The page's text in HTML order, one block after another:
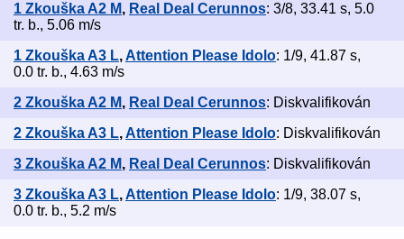
1 Zkouška A2 M, Real Deal Cerunnos: 3/8, 33.41 s, 5.0
tr. b., 5.06 m/s
1 Zkouška A3 L,Attention Please Idolo: 1/9, 41.87 s,
0.0 tr. b., 4.63 m/s
2 Zkouška A2 M, Real Deal Cerunnos: Diskvalifikován
2 Zkouška A3 L,Attention Please Idolo: Diskvalifikován
3 Zkouška A2 M, Real Deal Cerunnos: Diskvalifikován
3 Zkouška A3 L,Attention Please Idolo: 1/9, 38.07 s,
0.0 tr. b., 5.2 m/s